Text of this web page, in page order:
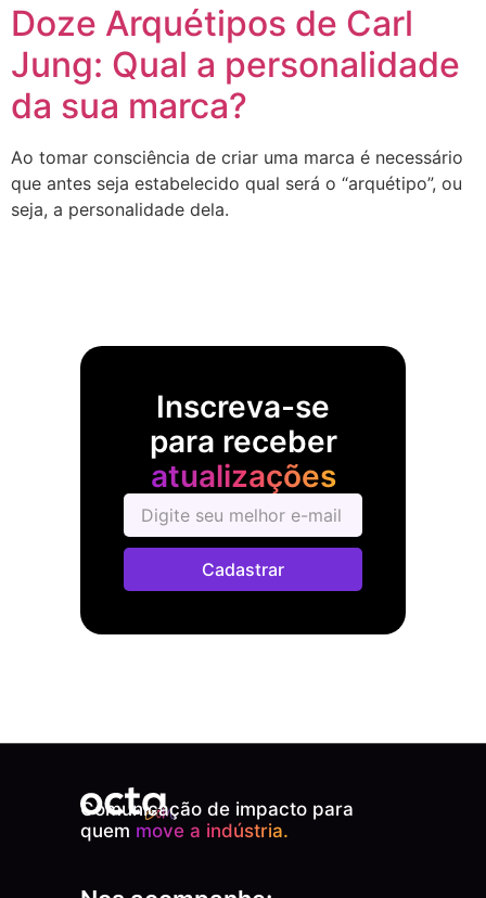
Doze Arquétipos de Carl
Jung: Qual a personalidade
da sua marca?
Ao tomar consciência de criar uma marca é necessário
que antes seja estabelecido qual será o “arquétipo”, ou
seja, a personalidade dela.
Inscreva-se
para receber
atualizações
Cadastrar
Comunicação de impacto para
quem move a indústria.